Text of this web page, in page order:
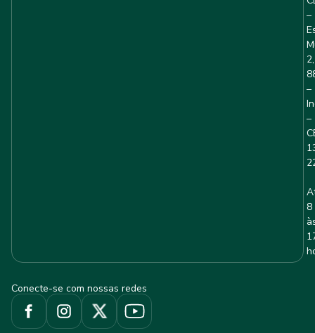
–
2,
–
–
8
Conecte-se com nossas redes